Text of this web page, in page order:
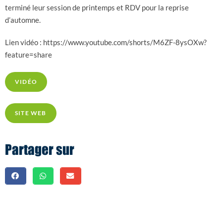
terminé leur session de printemps et RDV pour la reprise
d’automne.
Lien vidéo : https://www.youtube.com/shorts/M6ZF-8ysOXw?
feature=share
VIDÉO
SITE WEB
Partager sur